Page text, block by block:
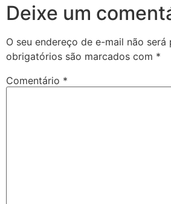
Deixe um
O seu endereço de e-mail não será
obrigatórios são marcados com *
Comentário *